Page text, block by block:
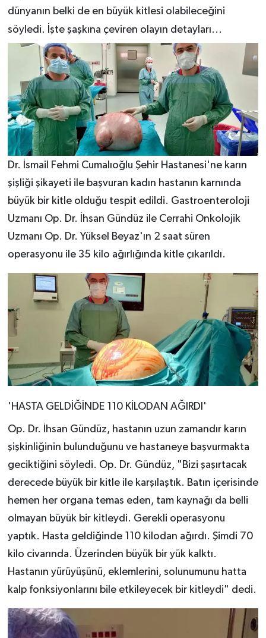
dünyanın belki de en büyük kitlesi olabileceğini
söyledi. İşte şaşkına çeviren olayın detayları...
Dr. İsmail Fehmi Cumalıoğlu Şehir Hastanesi'ne karın
şişliği şikayeti ile başvuran kadın hastanın karnında
büyük bir kitle olduğu tespit edildi. Gastroenteroloji
Uzmanı Op. Dr. İhsan Gündüz ile Cerrahi Onkolojik
Uzmanı Op. Dr. Yüksel Beyaz'ın 2 saat süren
operasyonu ile 35 kilo ağırlığında kitle çıkarıldı.
'HASTA GELDİĞİNDE 110 KİLODAN AĞIRDI'
Op. Dr. İhsan Gündüz, hastanın uzun zamandır karın
şişkinliğinin bulunduğunu ve hastaneye başvurmakta
geciktiğini söyledi. Op. Dr. Gündüz, "Bizi şaşırtacak
derecede büyük bir kitle ile karşılaştık. Batın içerisinde
hemen her organa temas eden, tam kaynağı da belli
olmayan büyük bir kitleydi. Gerekli operasyonu
yaptık. Hasta geldiğinde 110 kilodan ağırdı. Şimdi 70
kilo civarında. Üzerinden büyük bir yük kalktı.
Hastanın yürüyüşünü, eklemlerini, solunumunu hatta
kalp fonksiyonlarını bile etkileyecek bir kitleydi" dedi.